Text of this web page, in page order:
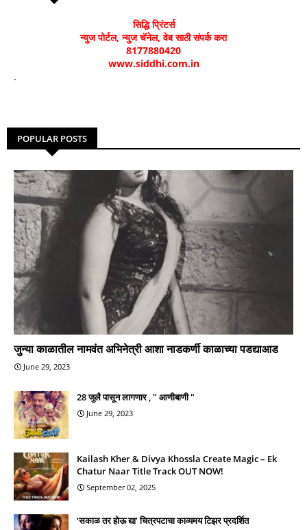
सिद्धि प्रिंटर्स
न्युज पोर्टल, न्युज चॅनेल, वेब साठी संपर्क करा
8177880420
www.siddhi.com.in
.
POPULAR POSTS
जुन्या काळातील नामवंत अभिनेत्री आशा नाडकर्णी काळाच्या पडद्याआड
June 29, 2023
28 जुलै पासून लागणार , " आणीबाणी "
June 29, 2023
Kailash Kher & Divya Khossla Create Magic – Ek
Chatur Naar Title Track OUT NOW!
September 02, 2025
‘सकाळ तर होऊ द्या’ चित्रपटाचा काव्यमय टिझर प्रदर्शित